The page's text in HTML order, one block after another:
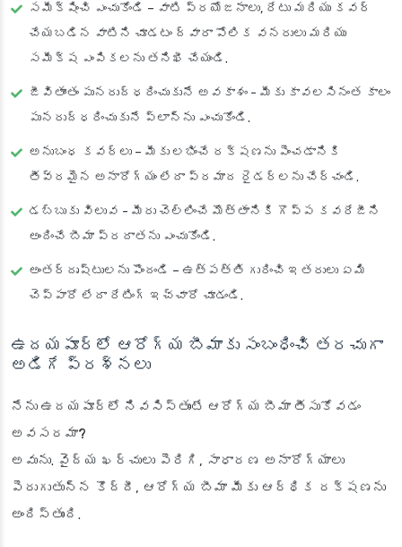
సమీక్షించి ఎంచుకోండి – వాటి ప్రయోజనాలు, రేటు మరియు కవర్
చేయబడిన వాటిని చూడటం ద్వారా పోలిక వనరులు మరియు
సమీక్ష ఎంపికలను తనిఖీ చేయండి.
జీవితాంతం పునరుద్ధరించుకునే అవకాశం - మీకు కావలసినంత కాలం
పునరుద్ధరించుకునే ప్లాన్‌ను ఎంచుకోండి.
అనుబంధ కవర్లు – మీకు లభించే రక్షణను పెంచడానికి
తీవ్రమైన అనారోగ్యం లేదా ప్రమాద రైడర్‌లను చేర్చండి.
డబ్బుకు విలువ - మీరు చెల్లించే మొత్తానికి గొప్ప కవరేజీని
అందించే బీమా ప్రదాతను ఎంచుకోండి.
అంతర్దృష్టులను పొందండి – ఉత్పత్తి గురించి ఇతరులు ఏమి
చెప్పారో లేదా రేటింగ్ ఇచ్చారో చూడండి.
ఉదయపూర్‌లో ఆరోగ్య బీమాకు సంబంధించి తరచుగా
అడిగే ప్రశ్నలు
నేను ఉదయపూర్‌లో నివసిస్తుంటే ఆరోగ్య బీమా తీసుకోవడం
అవసరమా?
అవును. వైద్య ఖర్చులు పెరిగి, సాధారణ అనారోగ్యాలు
పెరుగుతున్న కొద్దీ, ఆరోగ్య బీమా మీకు ఆర్థిక రక్షణను
అందిస్తుంది.